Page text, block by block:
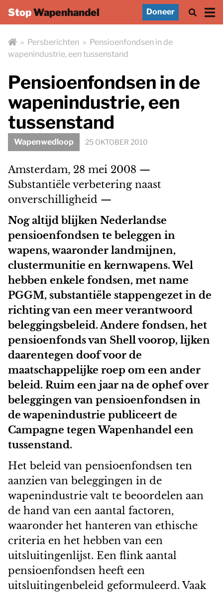
StopWapenhandel Doneer
» Persberichten » Pensioenfondsen in de
wapenindustrie, een tussenstand
Pensioenfondsen in de
wapenindustrie, een
tussenstand
Wapenwedloop 25 OKTOBER 2010
Amsterdam, 28 mei 2008 —
Substantiële verbetering naast
onverschilligheid —
Nog altijd blijken Nederlandse
pensioenfondsen te beleggen in
wapens, waaronder landmijnen,
clustermunitie en kernwapens. Wel
hebben enkele fondsen, met name
PGGM, substantiële stappengezet in de
richting van een meer verantwoord
beleggingsbeleid. Andere fondsen, het
pensioenfonds van Shell voorop, lijken
daarentegen doof voor de
maatschappelijke roep om een ander
beleid. Ruim een jaar na de ophef over
beleggingen van pensioenfondsen in
de wapenindustrie publiceert de
Campagne tegen Wapenhandel een
tussenstand.
Het beleid van pensioenfondsen ten
aanzien van beleggingen in de
wapenindustrie valt te beoordelen aan
de hand van een aantal factoren,
waaronder het hanteren van ethische
criteria en het hebben van een
uitsluitingenlijst. Een flink aantal
pensioenfondsen heeft een
uitsluitingenbeleid geformuleerd. Vaak